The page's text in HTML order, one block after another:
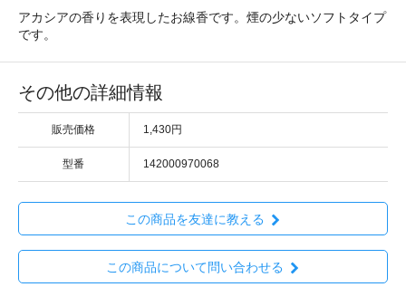
アカシアの香りを表現したお線香です。煙の少ないソフトタイプ
です。
その他の詳細情報
販売価格 1,430円
型番 142000970068
この商品を友達に教える
この商品について問い合わせる